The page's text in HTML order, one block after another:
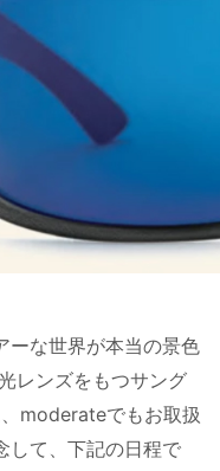
ーな世界が本当の景色
レンズをもつサング
moderateでもお取扱
して、下記の日程で